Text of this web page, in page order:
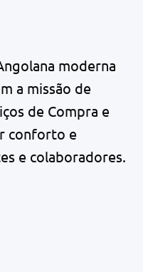
moderna
a missão de
de Compra e
conforto e
e colaboradores.